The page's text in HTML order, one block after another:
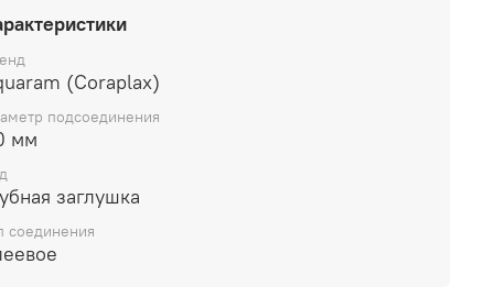
(Coraplax)
подсоединения
мм
заглушка
соединения